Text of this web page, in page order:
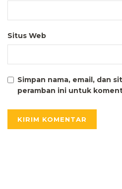
Situs Web
Simpan nama, email, dan
peramban ini untuk